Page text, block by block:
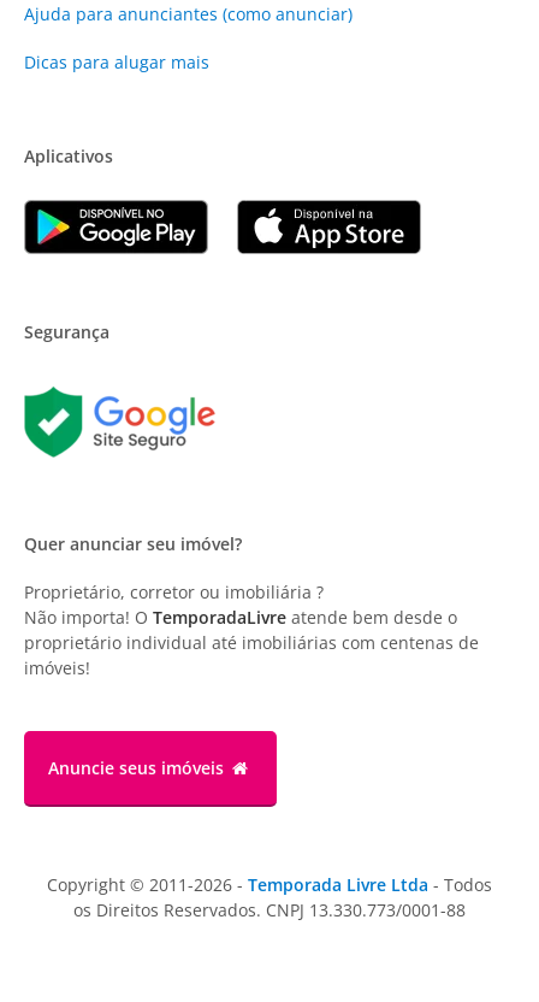
Ajuda para anunciantes (como anunciar)
Dicas para alugar mais
Aplicativos
Segurança
Quer anunciar seu imóvel?
Proprietário, corretor ou imobiliária ?
Não importa! O TemporadaLivre atende bem desde o
proprietário individual até imobiliárias com centenas de
imóveis!
Anuncie seus imóveis
Copyright © 2011-2026 - Temporada Livre Ltda - Todos
os Direitos Reservados. CNPJ 13.330.773/0001-88